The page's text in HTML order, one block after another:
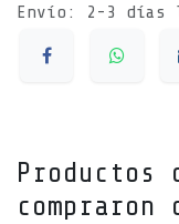
Envío: 2-3 días
Productos